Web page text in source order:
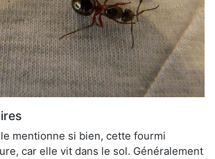
mentionne si bien, cette fourmi
car elle vit dans le sol. Généralement